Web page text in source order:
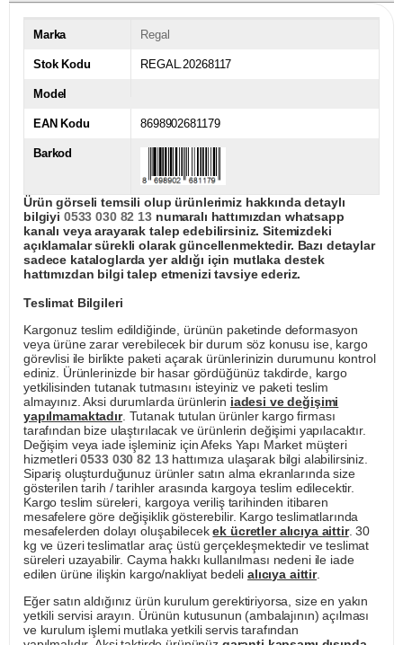
Marka Regal
Stok Kodu REGAL.20268117
Model
EAN Kodu 8698902681179
Barkod
Ürün görseli temsili olup ürünlerimiz hakkında detaylı
bilgiyi 0533 030 82 13numaralı hattımızdan whatsapp
kanalı veya arayarak talep edebilirsiniz. Sitemizdeki
açıklamalar sürekli olarak güncellenmektedir. Bazı detaylar
sadece kataloglarda yer aldığı için mutlaka destek
hattımızdan bilgi talep etmenizi tavsiye ederiz.
Teslimat Bilgileri
Kargonuz teslim edildiğinde, ürünün paketinde deformasyon
veya ürüne zarar verebilecek bir durum söz konusu ise, kargo
görevlisi ile birlikte paketi açarak ürünlerinizin durumunu kontrol
ediniz. Ürünlerinizde bir hasar gördüğünüz takdirde, kargo
yetkilisinden tutanak tutmasını isteyiniz ve paketi teslim
almayınız. Aksi durumlarda ürünlerin iadesi ve değişimi
yapılmamaktadır. Tutanak tutulan ürünler kargo firması
tarafından bize ulaştırılacak ve ürünlerin değişimi yapılacaktır.
Değişim veya iade işleminiz için Afeks Yapı Market müşteri
hizmetleri0533 030 82 13hattımıza ulaşarak bilgi alabilirsiniz.
Sipariş oluşturduğunuz ürünler satın alma ekranlarında size
gösterilen tarih / tarihler arasında kargoya teslim edilecektir.
Kargo teslim süreleri, kargoya veriliş tarihinden itibaren
mesafelere göre değişiklik gösterebilir. Kargo teslimatlarında
mesafelerden dolayı oluşabilecekek ücretler alıcıya aittir. 30
kg ve üzeri teslimatlar araç üstü gerçekleşmektedir ve teslimat
süreleri uzayabilir. Cayma hakkı kullanılması nedeni ile iade
edilen ürüne ilişkin kargo/nakliyat bedeli alıcıya aittir.
Eğer satın aldığınız ürün kurulum gerektiriyorsa, size en yakın
yetkili servisi arayın. Ürünün kutusunun (ambalajının) açılması
ve kurulum işlemi mutlaka yetkili servis tarafından